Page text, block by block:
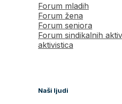
Forum mladih
Forum žena
Forum seniora
Forum sindikalnih
aktivistica
Naši ljudi